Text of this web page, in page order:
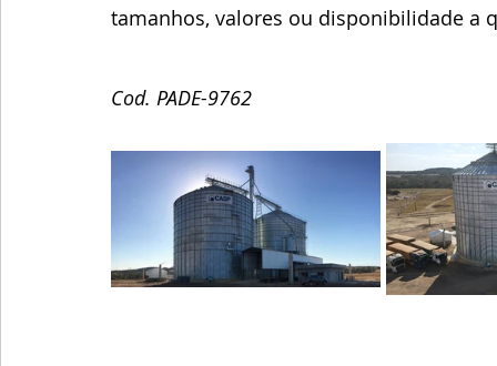
tamanhos, valores ou disponibilidade a
Cod. PADE-9762